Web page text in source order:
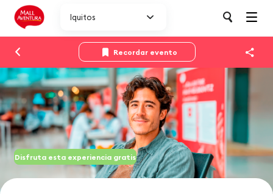
Iquitos
Recordar evento
Disfruta esta experiencia gratis